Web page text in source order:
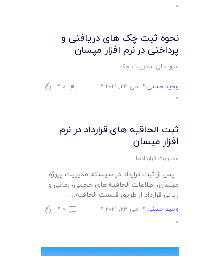
0
نحوه ثبت چک های دریافتی و
پرداختی در نرم افزار مپسان
امور مالی, مدیریت چک
وحید حسنی
می 23, 2021
0
0
ثبت الحاقیه های قرارداد در نرم
افزار مپسان
مدیریت قراردادها
پس از ثبت قرارداد در سیستم مدیریت پروژه
مپسان، اطلاعات الحاقیه های حجمی، زمانی و
ریالی قرارداد از طریق قسمت الحاقیه…
وحید حسنی می 23, 2021
0
0